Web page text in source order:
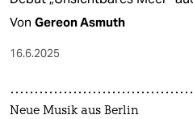
Von Gereon Asmuth
16.6.2025
Neue Musik aus Berlin